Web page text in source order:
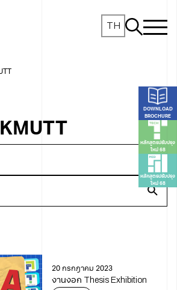
TH
DOWNLOAD
BROCHURE
หลักสูตรปรับปรุง
ใหม่ 68
หลักสูตรปรับปรุง
ใหม่ 68
20 กรกฎาคม 2023
งานงอก Thesis Exhibition